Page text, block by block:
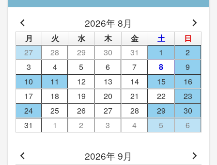
2026年 8月
月 火 水 木 金 土
日
27
28 29 30 31 1
2
3
4 5 6 7 8
9
10
11 12 13 14 15
16
17
18 19 20 21 22
23
24
25 26 27 28 29
30
31
1 2 3 4 5 6
2026年 9月